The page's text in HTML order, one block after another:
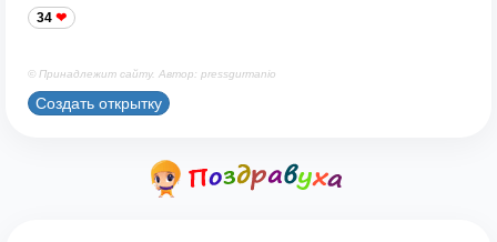
34
© Принадлежит сайту. Автор: pressgurmanio
Создать открытку